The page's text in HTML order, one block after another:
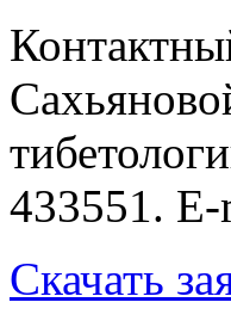
433551.
Скачать